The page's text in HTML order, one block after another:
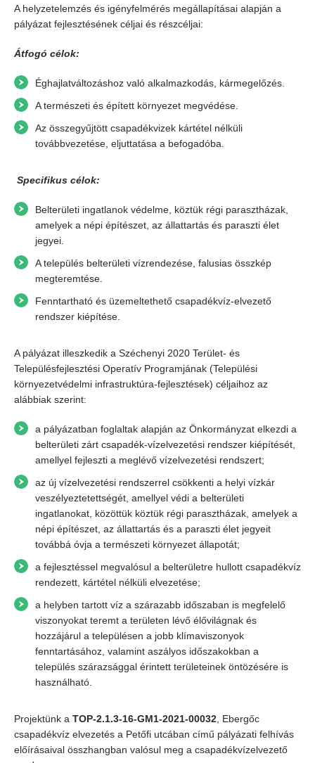
A helyzetelemzés és igényfelmérés megállapításai alapján a
pályázat fejlesztésének céljai és részcéljai:
Átfogó célok:
Éghajlatváltozáshoz való alkalmazkodás, kármegelőzés.
A természeti és épített környezet megvédése.
Az összegyűjtött csapadékvizek kártétel nélküli
továbbvezetése, eljuttatása a befogadóba.
Specifikus célok:
Belterületi ingatlanok védelme, köztük régi parasztházak,
amelyek a népi építészet, az állattartás és paraszti élet
jegyei.
A település belterületi vízrendezése, falusias összkép
megteremtése.
Fenntartható és üzemeltethető csapadékvíz-elvezető
rendszer kiépítése.
A pályázat illeszkedik a Széchenyi 2020 Terület- és
Településfejlesztési Operatív Programjának (Települési
környezetvédelmi infrastruktúra-fejlesztések) céljaihoz az
alábbiak szerint:
a pályázatban foglaltak alapján az Önkormányzat elkezdi a
belterületi zárt csapadék-vízelvezetési rendszer kiépítését,
amellyel fejleszti a meglévő vízelvezetési rendszert;
az új vízelvezetési rendszerrel csökkenti a helyi vízkár
veszélyeztetettségét, amellyel védi a belterületi
ingatlanokat, közöttük köztük régi parasztházak, amelyek a
népi építészet, az állattartás és a paraszti élet jegyeit
továbbá óvja a természeti környezet állapotát;
a fejlesztéssel megvalósul a belterületre hullott csapadékvíz
rendezett, kártétel nélküli elvezetése;
a helyben tartott víz a szárazabb időszaban is megfelelő
viszonyokat teremt a területen lévő élővilágnak és
hozzájárul a településen a jobb klímaviszonyok
fenntartásához, valamint aszályos időszakokban a
település szárazsággal érintett területeinek öntözésére is
használható.
Projektünk a TOP-2.1.3-16-GM1-2021-00032 , Ebergőc
csapadékvíz elvezetés a Petőfi utcában című pályázati felhívás
előírásaival összhangban valósul meg a csapadékvízelvezető